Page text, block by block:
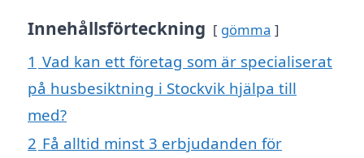
Innehållsförteckning gömma
1 Vad kan ett företag som är specialiserat
på husbesiktning i Stockvik hjälpa till
med?
2 Få alltid minst 3 erbjudanden för